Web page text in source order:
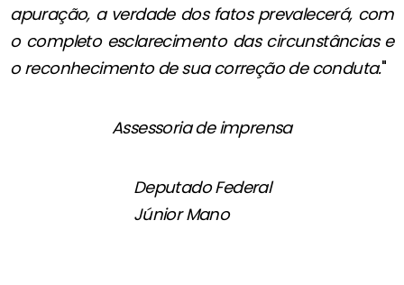
apuração, a verdade dos fatos prevalecerá, com
o completo esclarecimento das circunstâncias e
o reconhecimento de sua correção de conduta."
Assessoria de imprensa
Deputado Federal
Júnior Mano